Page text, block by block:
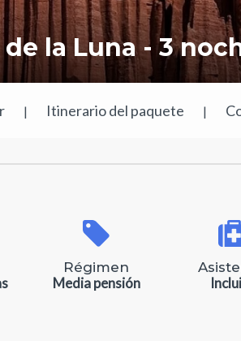
la Luna - 3
| Itinerario del paquete |
Régimen
Media pensión